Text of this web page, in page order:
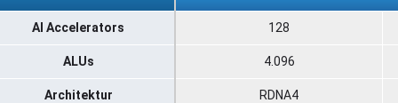
Sapphire Radeon RX 9070 XT
AI Accelerators 128
ALUs 4.096
Architektur RDNA4